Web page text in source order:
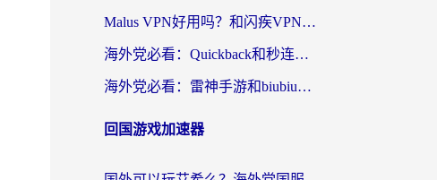
Malus VPN好用吗？和闪疾VPN对比哪个回国效果更好？海外华人的实用避坑指南
海外党必看：Quickback和秒连好用吗？3步选对回国加速器，无缝刷国内资源
海外党必看：雷神手游和biubiu好用吗？3招选对回国加速器无缝刷国内资源
回国游戏加速器